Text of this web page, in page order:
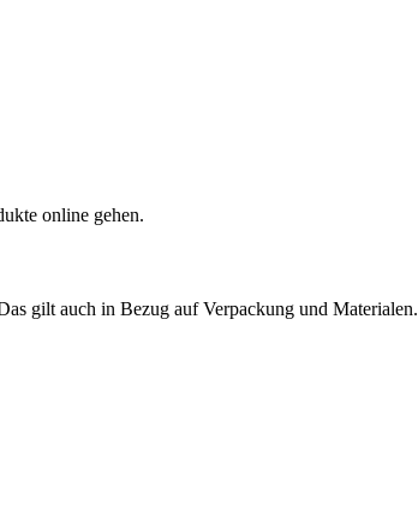
online gehen.
gilt auch in Bezug auf Verpackung und Materialen.